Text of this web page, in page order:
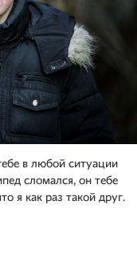
в любой ситуации
сломался, он тебе
я как раз такой друг.